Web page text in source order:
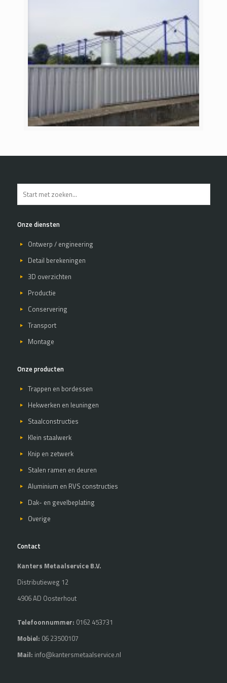
Onze diensten
Ontwerp / engineering
Detail berekeningen
3D overzichten
Productie
Conservering
Transport
Montage
Onze producten
Trappen en bordessen
Hekwerken en leuningen
Staalconstructies
Klein staalwerk
Knip en zetwerk
Stalen ramen en deuren
Aluminium en RVS constructies
Dak- en gevelbeplating
Overige
Contact
Kanters Metaalservice B.V.
Distributieweg 12
4906 AD Oosterhout
Telefoonnummer: 0162 453731
Mobiel: 06 23500107
Mail: info@kantersmetaalservice.nl